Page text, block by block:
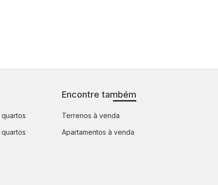
Encontre também
Terrenos à venda
Apartamentos à venda